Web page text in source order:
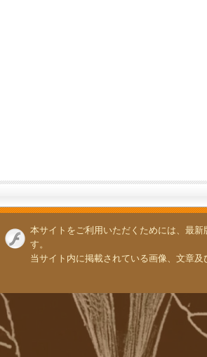
本サイトをご利用いただくためには、
す。
当サイト内に掲載されている画像、文章